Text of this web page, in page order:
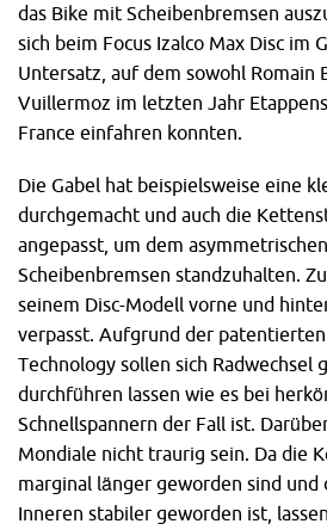
das Bike mit Scheibenbremsen
sich beim Focus Izalco Max Disc im
Untersatz, auf dem sowohl Romain
Vuillermoz im letzten Jahr
France einfahren konnten.
Die Gabel hat beispielsweise eine
durchgemacht und auch die
angepasst, um dem
Scheibenbremsen standzuhalten.
seinem Disc-Modell vorne und
verpasst. Aufgrund der patentierten
Technology sollen sich Radwechsel
durchführen lassen wie es bei
Schnellspannern der Fall ist.
Mondiale nicht traurig sein. Da die
marginal länger geworden sind und
Inneren stabiler geworden ist,